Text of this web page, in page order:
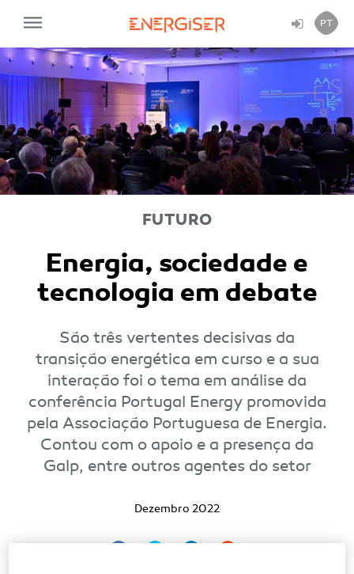
PT
FUTURO
Energia, sociedade e
tecnologia em debate
São três vertentes decisivas da
transição energética em curso e a sua
interação foi o tema em análise da
conferência Portugal Energy promovida
pela Associação Portuguesa de Energia.
Contou com o apoio e a presença da
Galp, entre outros agentes do setor
Dezembro 2022